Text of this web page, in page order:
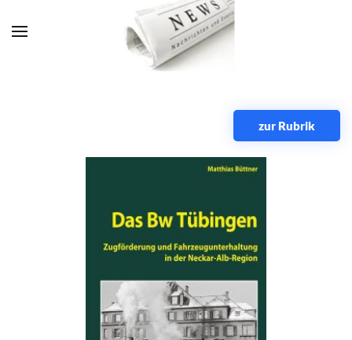
Zum Hauptinhalt springen
zur Rubrik